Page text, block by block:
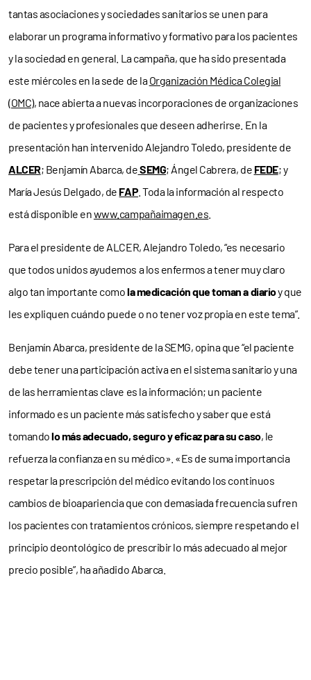
tantas asociaciones y sociedades sanitarios se unen para
elaborar un programa informativo y formativo para los pacientes
y la sociedad en general. La campaña, que ha sido presentada
este miércoles en la sede de laOrganización Médica Colegial
(OMC), nace abierta a nuevas incorporaciones de organizaciones
de pacientes y profesionales que deseen adherirse. En la
presentación han intervenido Alejandro Toledo, presidente de
ALCER; Benjamín Abarca, deSEMG; Ángel Cabrera, de FEDE; y
María Jesús Delgado, de FAP. Toda la información al respecto
está disponible enwww.campañaimagen.es
Para el presidente de ALCER, Alejandro Toledo, “es necesario
que todos unidos ayudemos a los enfermos a tener muy claro
algo tan importante comola medicación que toman a diarioy que
les expliquen cuándo puede o no tener voz propia en este tema”.
Benjamín Abarca, presidente de la SEMG, opina que “el paciente
debe tener una participación activa en el sistema sanitario y una
de las herramientas clave es la información; un paciente
informado es un paciente más satisfecho y saber que está
tomandolo más adecuado, seguro y eficaz para su caso, le
refuerza la confianza en su médico». «Es de suma importancia
respetar la prescripción del médico evitando los continuos
cambios de bioapariencia que con demasiada frecuencia sufren
los pacientes con tratamientos crónicos, siempre respetando el
principio deontológico de prescribir lo más adecuado al mejor
precio posible”, ha añadido Abarca.